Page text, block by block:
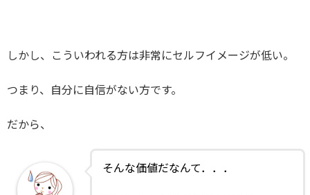
しかし、こういわれる方は非常にセルフイメージが低い。
つまり、自分に自信がない方です。
だから、
そんな価値だなんて．．．